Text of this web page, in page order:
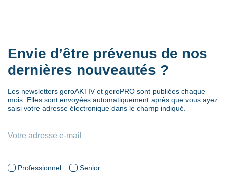
Envie d’être prévenus de nos
dernières nouveautés ?
Les newsletters geroAKTIV et geroPRO sont publiées chaque
mois. Elles sont envoyées automatiquement après que vous ayez
saisi votre adresse électronique dans le champ indiqué.
Professionnel
Senior